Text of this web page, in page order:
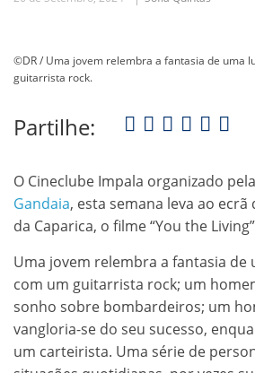
©DR / Uma jovem relembra a fantasia de uma
guitarrista rock.
Partilhe:
O Cineclube Impala organizado pela
Gandaia, esta semana leva ao
da Caparica, o filme “You the
Uma jovem relembra a fantasia de
com um guitarrista rock; um
sonho sobre bombardeiros; um
vangloria-se do seu sucesso,
um carteirista. Uma série de